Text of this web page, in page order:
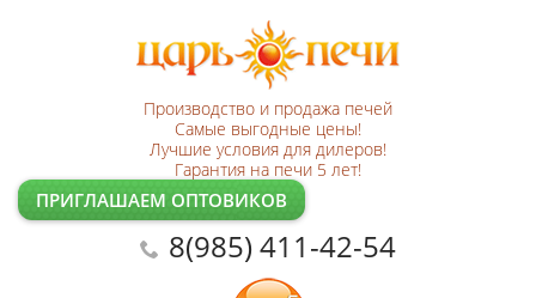
Производство и продажа печей
Самые выгодные цены!
Лучшие условия для дилеров!
Гарантия на печи 5 лет!
ПРИГЛАШАЕМ ОПТОВИКОВ
8(985) 411-42-54